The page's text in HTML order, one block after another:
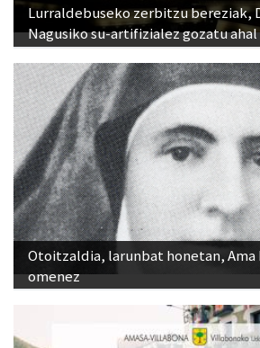
Lurraldebuseko zerbitzu bereziak,
Nagusiko su-artifizialez gozatu
Otoitzaldia, larunbat honetan, Ama
omenez